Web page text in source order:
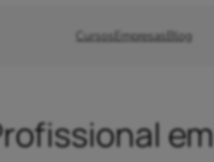
CursosEmpresasBlog
em